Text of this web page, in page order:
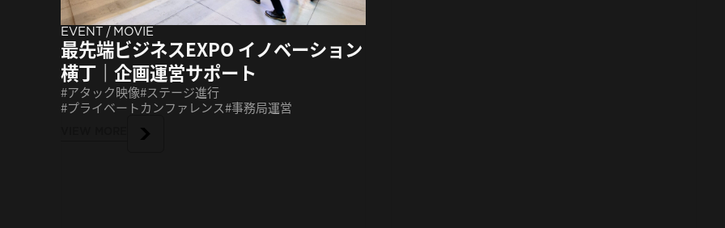
EVENT/MOVIE
最先端ビジネスEXPO イノベーション
横丁｜企画運営サポート
アタック映像 ステージ進行
プライベートカンファレンス 事務局運営